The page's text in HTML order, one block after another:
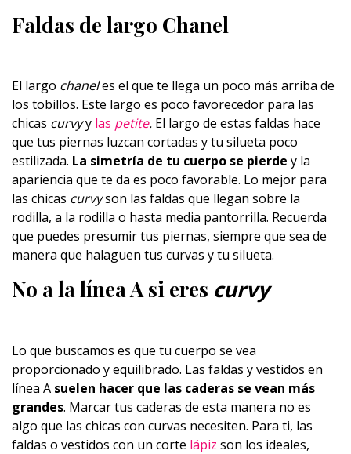
Faldas de largo Chanel
El largo chaneles el que te llega un poco más arriba de
los tobillos. Este largo es poco favorecedor para las
chicas curvyy las petite. El largo de estas faldas hace
que tus piernas luzcan cortadas y tu silueta poco
estilizada. La simetría de tu cuerpo se pierde y la
apariencia que te da es poco favorable. Lo mejor para
las chicas curvyson las faldas que llegan sobre la
rodilla, a la rodilla o hasta media pantorrilla. Recuerda
que puedes presumir tus piernas, siempre que sea de
manera que halaguen tus curvas y tu silueta.
No a la línea A si eres curvy
Lo que buscamos es que tu cuerpo se vea
proporcionado y equilibrado. Las faldas y vestidos en
línea A suelen hacer que las caderas se vean más
grandes. Marcar tus caderas de esta manera no es
algo que las chicas con curvas necesiten. Para ti, las
faldas o vestidos con un corte lápiz son los ideales,